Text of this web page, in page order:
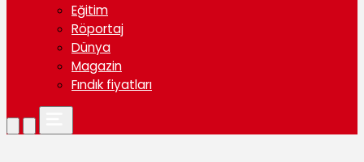
Eğitim
Röportaj
Dünya
Magazin
Fındık fiyatları